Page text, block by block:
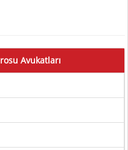
Avukatları